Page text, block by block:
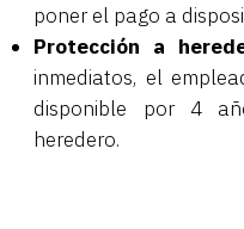
poner el pago a
Protección a
inmediatos, el
disponible por 4
heredero.